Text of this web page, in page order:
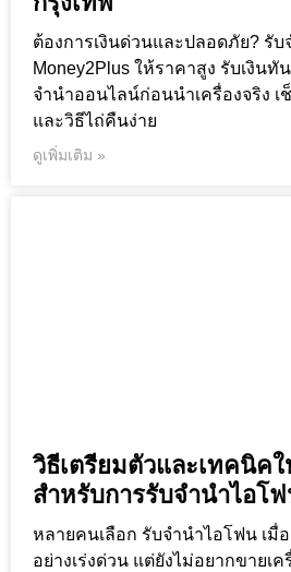
ต้องการเงินด่วนและปลอดภัย? รับ
Money2Plus ให้ราคาสูง รับเงิน
จำนำออนไลน์ก่อนนำเครื่องจริง เ
และวิธีไถ่คืนง่าย
ดูเพิ่มเติม »
วิธีเตรียมตัวและเทคนิค
สำหรับการรับจำนำไอโ
หลายคนเลือก รับจำนำไอโฟน เมื่
อย่างเร่งด่วน แต่ยังไม่อยากขายเค